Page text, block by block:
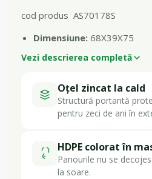
cod produs AS70178S
Dimensiune: 68X39X75
Vezi descrierea completă
Oțel zincat la cald
Structură portantă
pentru zeci de ani în
HDPE colorat în
Panourile nu se
la soare.